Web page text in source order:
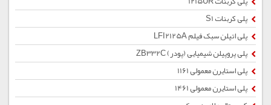
پلی کربنات S1
پلی اتیلن سبک فیلم LFI2125A
پلی پروپیلن شیمیایی (پودر) ZB332C
پلی استایرن معمولی 1161
پلی استایرن معمولی 1461